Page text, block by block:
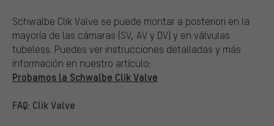
Schwalbe Clik Valve se puede montar a posteriori en la
mayoría de las cámaras (SV, AV y DV) y en válvulas
tubeless. Puedes ver instrucciones detalladas y más
información en nuestro artículo:
Probamos la Schwalbe Clik Valve
FAQ: Clik Valve